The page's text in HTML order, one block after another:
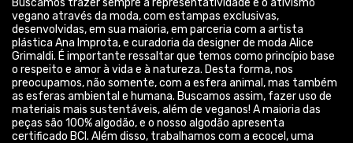
matéria-prima! Somos uma marca pequena que busca sempre
as melhores opções para entregar um produto de qualidade e
amigo do meio ambiente para você! Use @_astroveg e
demonstre o seu veganismo e amor para o mundo com uma
moda vegana, sustentável e consciente!
© Dados do vendedor: CPF 857.689.805-55
Formas de pagamento